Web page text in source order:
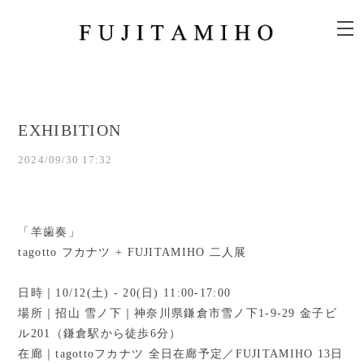
EXHIBITION
2024/09/30 17:32
「羊歯奏」
tagotto フカナツ + FUJITAMIHO 二人展
日時｜10/12(土) - 20(日) 11:00-17:00
場所｜招山 雪ノ下｜神奈川県鎌倉市雪ノ下1-9-29 金子ビ
ル201（鎌倉駅から徒歩6分）
在廊｜tagottoフカナツ 全日在廊予定／FUJITAMIHO 13日